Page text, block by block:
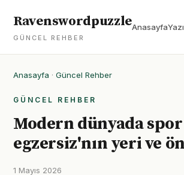
Ravenswordpuzzle
GÜNCEL REHBER
Anasayfa
Anasayfa · Güncel Rehber
GÜNCEL REHBER
Modern dünyada spor
egzersiz'nın yeri ve
1 Mayıs 2026